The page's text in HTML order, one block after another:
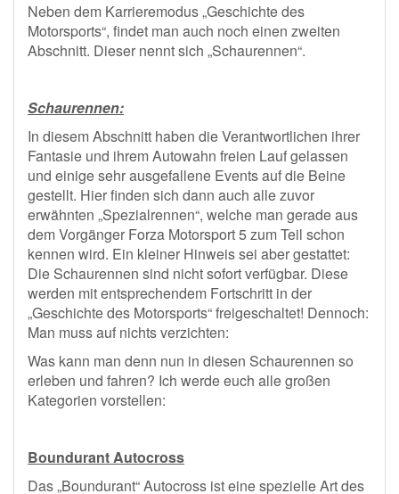
Neben dem Karrieremodus „Geschichte des
Motorsports“, findet man auch noch einen zweiten
Abschnitt. Dieser nennt sich „Schaurennen“.
Schaurennen:
In diesem Abschnitt haben die Verantwortlichen ihrer
Fantasie und ihrem Autowahn freien Lauf gelassen
und einige sehr ausgefallene Events auf die Beine
gestellt. Hier finden sich dann auch alle zuvor
erwähnten „Spezialrennen“, welche man gerade aus
dem Vorgänger Forza Motorsport 5 zum Teil schon
kennen wird. Ein kleiner Hinweis sei aber gestattet:
Die Schaurennen sind nicht sofort verfügbar. Diese
werden mit entsprechendem Fortschritt in der
„Geschichte des Motorsports“ freigeschaltet! Dennoch:
Man muss auf nichts verzichten:
Was kann man denn nun in diesen Schaurennen so
erleben und fahren? Ich werde euch alle großen
Kategorien vorstellen:
Boundurant Autocross
Das „Boundurant“ Autocross ist eine spezielle Art des